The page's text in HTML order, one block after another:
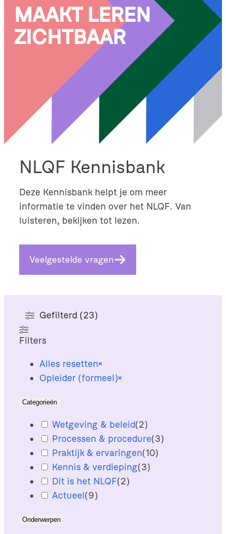
MAAKT LEREN
ZICHTBAAR
NLQF Kennisbank
Deze Kennisbank helpt je om meer
informatie te vinden over het NLQF. Van
luisteren, bekijken tot lezen.
Veelgestelde vragen
Gefilterd (23)
Filters
Alles resetten×
Opleider (formeel)×
Categorieën
Wetgeving & beleid(2)
Processen & procedure(3)
Praktijk & ervaringen(10)
Kennis & verdieping(3)
Dit is het NLQF(2)
Actueel(9)
Onderwerpen